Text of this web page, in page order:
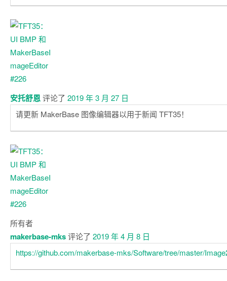
安托舒恩评论了 2019 年 3 月 27 日
请更新 MakerBase 图像编辑器以用于新闻 TFT35！
所有者
makerbase-mks评论了 2019 年 4 月 8 日
https://github.com/makerbase-mks/Software/tree/master/